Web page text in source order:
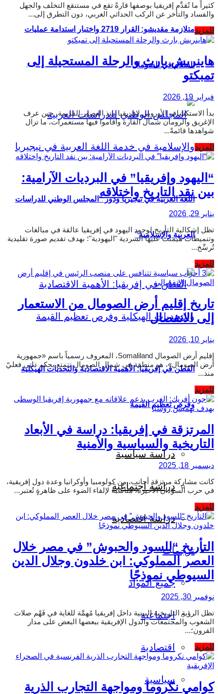
متلازمة مقديشو: القرار 2719 واختبار استدامة عمليات
السلام في الصومال
اللغة العربية في نيجيريا ودور “المجلس الوطني للدراسات
العربية والإسلامية”
القطن في إفريقيا: الأهمية الاقتصادية والتحديات الهيكلية
وفرص تعظيم القيمة
دراسة سياسية
دراسة اجتماعية
دراسة اقتصادية
ترجمات
جميع المواد
اجتماعية
اقتصادية
سياسية
كثيراً ما تُقدَّم إفريقيا بوصفها قارةً تقع في مستنقع التخلف والجهل
والفساد والتأخر عن الركب الحداثي الغربي، دون التطرق إلى...
للمزيدDetails
هاينريش بارث والرحلة المستحيلة إلى
تمبكتو
فبراير 19, 2026
بدأ الاستكشاف الأوروبي لإفريقيا منذ العصور القديمة، حين عرف
الإغريق والرومان شمال القارة وأقاموا فيها مستعمرات، ما تزال
شواهدها قائمةً...
للمزيدDetails
“اليهود وإفريقيا” في البرديات الآرامية:
بين نقد التاريخ واختلاقه
يناير 29, 2026
تظل إشكالية التأريخ لوجود اليهود في إفريقيا عالقة في مبالغات
وتنميطات هيمنت عليها السردية "اليهودية"؛ بهدف تقديم صورة تقليدية
تُرسِّخ...
للمزيدDetails
تاريخ إقليم أرض الصومال من الاستعمار
إلى الانفصال
يناير 10, 2026
إقليم أرض الصومال Somaliland، المعروف رسمياً باسم «جمهورية
أرض الصومال»، هو منطقة في شمال الصومال تتمتع بحكم ذاتي فعليّ
منذ...
للمزيدDetails
المرتزقة في إفريقيا: دراسة في الأبعاد
التاريخية والسياسية والأمنية
ديسمبر 18, 2025
كانت مشاركة مرتزقة أجانب، من كولومبيا وأوكرانيا وعدة دول إفريقية،
في حرب السودان الأخيرة، مناسبة لإلقاء الضوء على ظاهرةٍ تُعتبر...
للمزيدDetails
التأريخ “للسود والحبوش” في مصر خلال
العصر المملوكي: ابن خلدون وجلال الدين
السيوطي نموذجًا
نوفمبر 30, 2025
تظل الرؤية التاريخية البينية داخل إفريقيا مُهمَّة للغاية في فَهْم صلات
الشعوب والمجتمعات والدول الإفريقية ببعضها البعض على مدار
القرون؛...
للمزيدDetails
كوامي نكروما ومواجهة التجارب الذرية